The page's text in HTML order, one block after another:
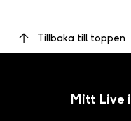
Tillbaka till toppen
Mitt Live